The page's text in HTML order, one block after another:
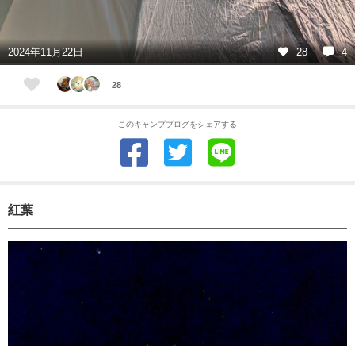
2024年11月22日 28 4
28
このキャンプブログをシェアする
紅葉